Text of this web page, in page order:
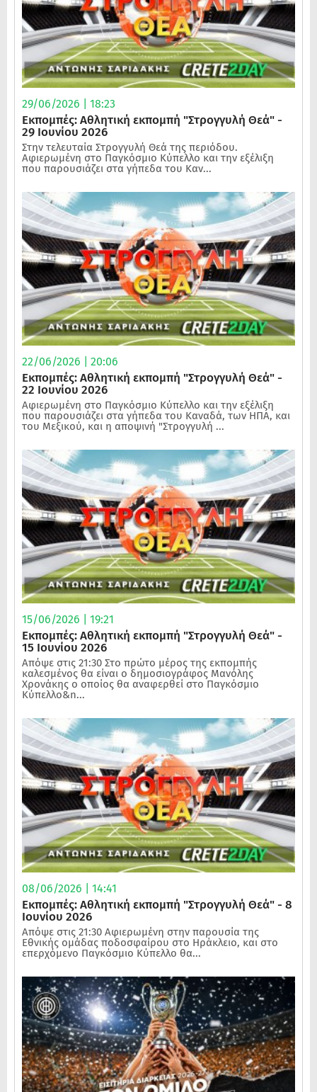
29/06/2026 | 18:23
Εκπομπές: Αθλητική εκπομπή "Στρογγυλή Θεά" -
29 Ιουνίου 2026
Στην τελευταία Στρογγυλή Θεά της περιόδου.
Αφιερωμένη στο Παγκόσμιο Κύπελλο και την εξέλιξη
που παρουσιάζει στα γήπεδα του Καν...
22/06/2026 | 20:06
Εκπομπές: Αθλητική εκπομπή "Στρογγυλή Θεά" -
22 Ιουνίου 2026
Αφιερωμένη στο Παγκόσμιο Κύπελλο και την εξέλιξη
που παρουσιάζει στα γήπεδα του Καναδά, των ΗΠΑ, και
του Μεξικού, και η αποψινή "Στρογγυλή ...
15/06/2026 | 19:21
Εκπομπές: Αθλητική εκπομπή "Στρογγυλή Θεά" -
15 Ιουνίου 2026
Απόψε στις 21:30 Στο πρώτο μέρος της εκπομπής
καλεσμένος θα είναι ο δημοσιογράφος Μανόλης
Χρονάκης ο οποίος θα αναφερθεί στο Παγκόσμιο
Κύπελλο&n...
08/06/2026 | 14:41
Εκπομπές: Αθλητική εκπομπή "Στρογγυλή Θεά" - 8
Ιουνίου 2026
Απόψε στις 21:30 Αφιερωμένη στην παρουσία της
Εθνικής ομάδας ποδοσφαίρου στο Ηράκλειο, και στο
επερχόμενο Παγκόσμιο Κύπελλο θα...